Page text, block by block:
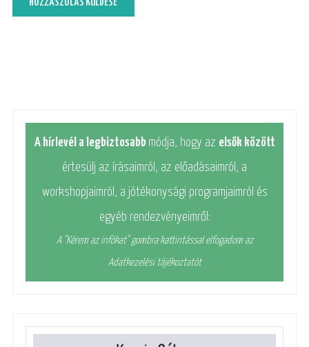
A hírlevél a legbiztosabb módja, hogy az elsők között
értesülj az írásaimról, az előadásaimról, a
workshopjaimról, a jótékonysági programjaimról és
egyéb rendezvényeimről:
A "Kérem az infókat" gombra kattintással elfogadom az
Adatkezelési tájékoztatót